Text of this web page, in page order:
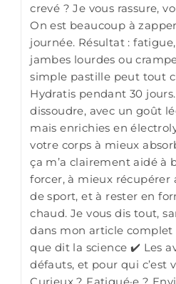
crevé ? Je vous rassure,
On est beaucoup à
journée. Résultat :
jambes lourdes ou
simple pastille peut tout
Hydratis pendant 30
dissoudre, avec un goût
mais enrichies en
votre corps à mieux
ça m’a clairement aidé à
forcer, à mieux récupérer
de sport, et à rester en
chaud. Je vous dis tout,
dans mon article
que dit la science ✔️ Les
défauts, et pour qui c’est